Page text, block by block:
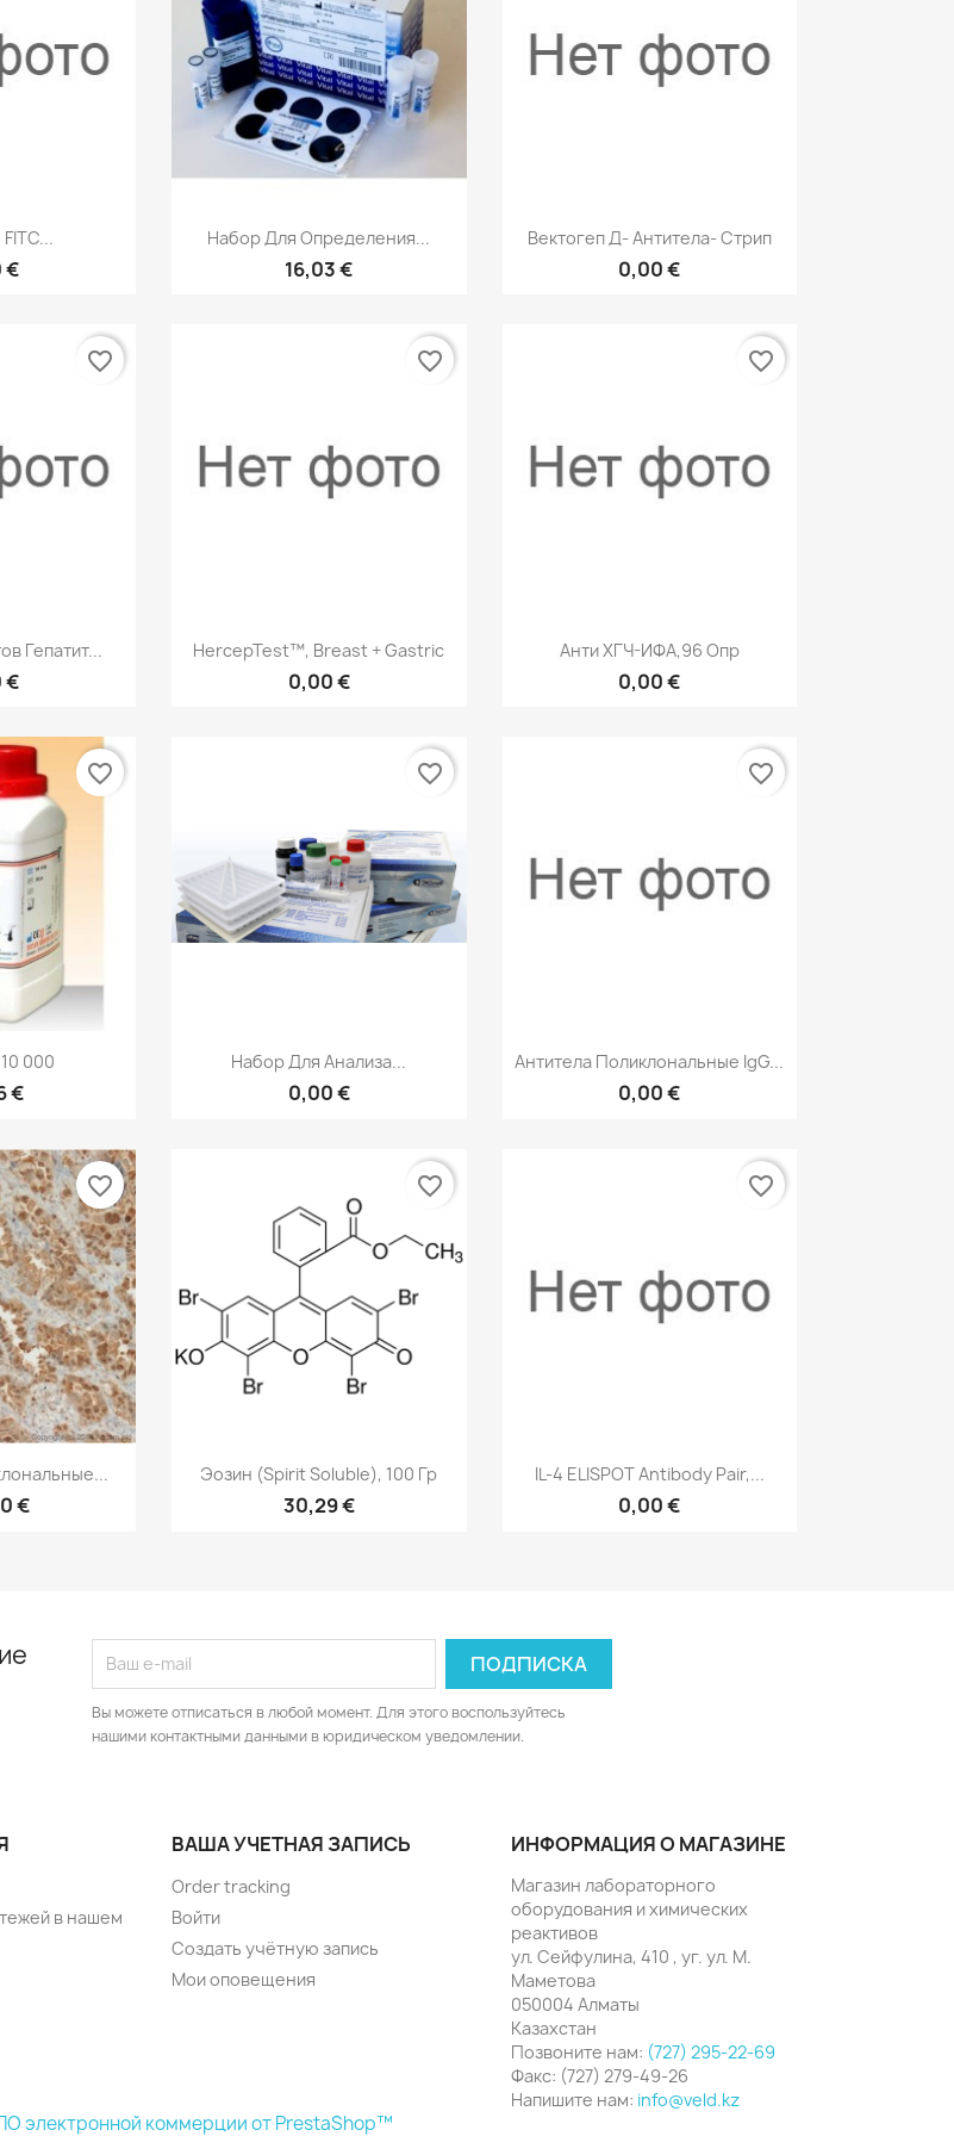
€
Быстрый просмотр
Набор Для Определения...
16,03 €
Быстрый просмотр
Вектогеп Д- Антитела- Стрип
0,00 €
Гепатит...
€
favorite_border
Быстрый просмотр
HercepTest™, Breast + Gastric
0,00 €
favorite_border
Быстрый просмотр
Анти ХГЧ-ИФА,96 Опр
0,00 €
favorite_border
000
€
favorite_border
Быстрый просмотр
Набор Для Анализа...
0,00 €
favorite_border
Быстрый просмотр
Антитела Поликлональные IgG...
0,00 €
favorite_border
€
favorite_border
Быстрый просмотр
Эозин (Spirit Soluble), 100 Гр
30,29 €
favorite_border
Быстрый просмотр
IL-4 ELISPOT Antibody Pair,...
0,00 €
favorite_border
Вы можете отписаться в любой момент. Для этого воспользуйтесь
нашими контактными данными в юридическом уведомлении.
в нашем
ВАША УЧЕТНАЯ ЗАПИСЬ
Order tracking
Войти
Создать учётную запись
Мои оповещения
ИНФОРМАЦИЯ О МАГАЗИНЕ
Магазин лабораторного
оборудования и химических
реактивов
ул. Сейфулина, 410 , уг. ул. М.
Маметова
050004 Алматы
Казахстан
Позвоните нам: (727) 295-22-69
Факс: (727) 279-49-26
Напишите нам: info@veld.kz
электронной коммерции от PrestaShop™